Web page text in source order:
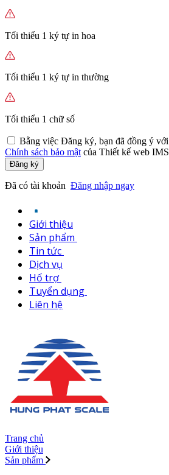
Tối thiểu 1 ký tự in hoa
Tối thiểu 1 ký tự in thường
Tối thiểu 1 chữ số
Bằng việc Đăng ký, bạn đã đồng ý với
Chính sách bảo mật của Thiết kế web IMS
Đăng ký
Đã có tài khoản Đăng nhập ngay
Giới thiệu
Sản phẩm
Tin tức
Dịch vụ
Hổ trợ
Tuyển dụng
Liên hệ
Trang chủ
Giới thiệu
Sản phẩm